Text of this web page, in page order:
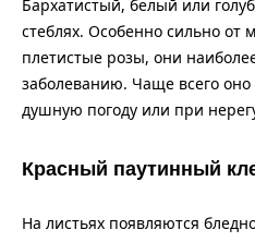
Бархатистый, белый или
стеблях. Особенно сильно от
плетистые розы, они
заболеванию. Чаще всего
душную погоду или при
Красный паутинный
На листьях появляются